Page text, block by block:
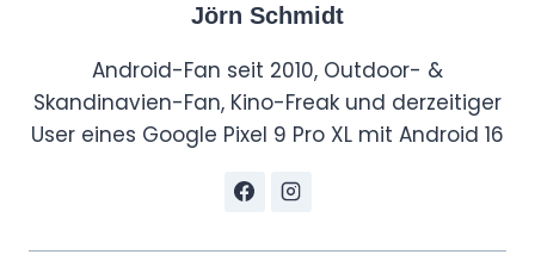
Jörn Schmidt
Android-Fan seit 2010, Outdoor- &
Skandinavien-Fan, Kino-Freak und derzeitiger
User eines Google Pixel 9 Pro XL mit Android 16